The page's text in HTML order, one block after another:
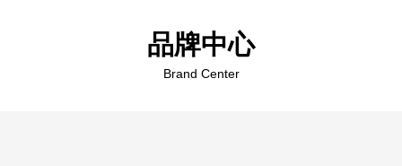
品牌中心
Brand Center